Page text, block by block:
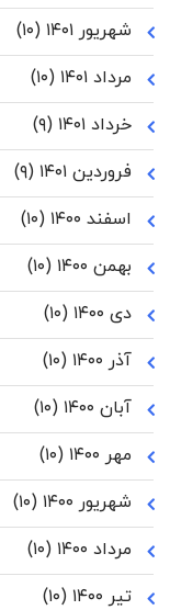
شهریور ۱۴۰۱
(۱۰)
مرداد ۱۴۰۱
(۱۰)
خرداد ۱۴۰۱
(۹)
فروردین ۱۴۰۱
(۹)
اسفند ۱۴۰۰
(۱۰)
بهمن ۱۴۰۰
(۱۰)
دی ۱۴۰۰
(۱۰)
آذر ۱۴۰۰
(۱۰)
آبان ۱۴۰۰
(۱۰)
مهر ۱۴۰۰
(۱۰)
شهریور ۱۴۰۰
(۱۰)
مرداد ۱۴۰۰
(۱۰)
تیر ۱۴۰۰
(۱۰)